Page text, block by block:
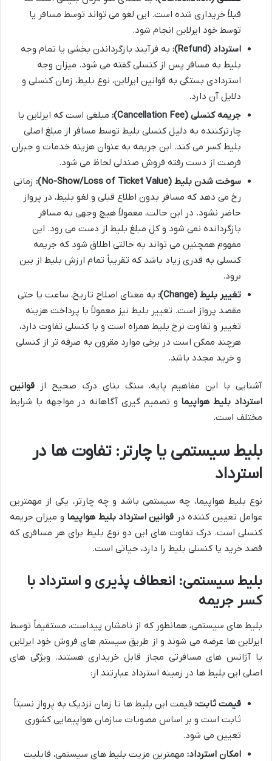
قبلاً خریداری شده است. این لغو می تواند توسط مسافر یا
توسط خود ایرلاین انجام شود.
استرداد (Refund):
به فرآیند بازگرداندن بخشی یا تمام وجه
بلیط به مسافر پس از کنسلی گفته می شود. میزان وجه
استردادی بستگی به قوانین ایرلاین، نوع بلیط، زمان کنسلی و
دلایل آن دارد.
جریمه کنسلی (Cancellation Fee):
مبلغی است که ایرلاین یا
چارترکننده به دلیل کنسلی بلیط توسط مسافر از مبلغ اصلی
بلیط کسر می کند. این جریمه به عنوان هزینه خدمات و جبران
فرصت از دست رفته فروش صندلی لحاظ می شود.
سوخت شدن بلیط (No-Show/Loss of Ticket Value):
زمانی
رخ می دهد که مسافر بدون اطلاع قبلی و لغو بلیط، در پرواز
حاضر نشود. در این حالت، معمولاً هیچ وجهی به مسافر
بازگردانده نمی شود و کل مبلغ بلیط از دست می رود. این
مفهوم همچنین می تواند به حالتی اطلاق شود که جریمه
کنسلی به قدری زیاد باشد که تقریباً تمام ارزش بلیط از بین
برود.
تغییر بلیط (Change):
به معنای اصلاح تاریخ، ساعت یا حتی
مقصد پرواز است. تغییر بلیط نیز معمولاً با پرداخت هزینه
تغییر و تفاوت نرخ بلیط همراه است و با کنسلی تفاوت دارد،
هرچند ممکن است در برخی موارد مقرون به صرفه تر از کنسلی
و خرید مجدد باشد.
آشنایی با این مفاهیم پایه، سنگ بنای درک صحیح از قوانین
استرداد بلیط هواپیما و تصمیم گیری آگاهانه در مواجهه با شرایط
مختلف است.
بلیط سیستمی یا چارتر: تفاوت ها در
استرداد
نوع بلیط هواپیما، چه سیستمی باشد و چه چارتر، یکی از مهمترین
عوامل تعیین کننده در قوانین استرداد بلیط هواپیما و میزان جریمه
کنسلی است. درک تفاوت های این دو نوع بلیط برای هر مسافری که
قصد خرید یا کنسلی بلیط را دارد، حیاتی است.
بلیط سیستمی: انعطاف پذیری و استرداد با
کسر جریمه
بلیط های سیستمی، همانطور که از نامشان پیداست، مستقیماً توسط
ایرلاین ها عرضه می شوند و از طریق سیستم های فروش خود ایرلاین
یا آژانس های مسافرتی مجاز قابل خریداری هستند. ویژگی های
اصلی این بلیط ها در زمینه استرداد عبارتند از:
قیمت ثابت: قیمت این بلیط ها تا زمان نزدیک به پرواز نسبتاً
ثابت است و بر اساس مصوبات سازمان هواپیمایی کشوری
تعیین می شود.
امکان استرداد: مهمترین مزیت بلیط های سیستمی، قابلیت